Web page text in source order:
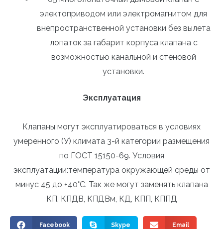
электоприводом или электромагнитом для
внепространственной установки без вылета
лопаток за габарит корпуса клапана с
возможностью канальной и стеновой
установки.
Эксплуатация
Клапаны могут эксплуатироваться в условиях
умеренного (У) климата 3-й категории размещения
по ГОСТ 15150-69. Условия
эксплуатации:температура окружающей среды от
минус 45 до +40°С. Так же могут заменять клапана
КП, КПДВ, КПДВм, КД, КПП, КППД
Facebook Skype Email